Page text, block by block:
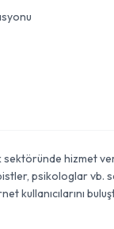
hizmet
psikologlar vb.
kullanıcılarını